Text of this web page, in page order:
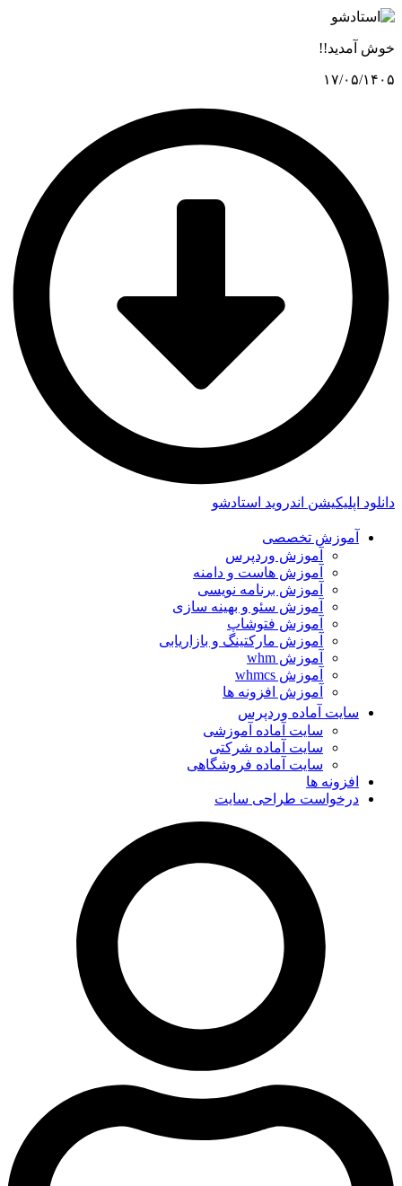
خوش آمدید!!
۱۷/۰۵/۱۴۰۵
دانلود اپلیکیشن اندروید استادشو
آموزش تخصصی
آموزش وردپرس
آموزش هاست و دامنه
آموزش برنامه نویسی
آموزش سئو و بهینه سازی
آموزش فتوشاپ
آموزش مارکتینگ و بازاریابی
آموزش whm
آموزش whmcs
آموزش افزونه ها
سایت آماده وردپرس
سایت آماده آموزشی
سایت آماده شرکتی
سایت آماده فروشگاهی
افزونه ها
درخواست طراحی سایت